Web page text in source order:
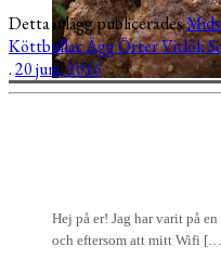
Hej på er! Jag har varit på
och eftersom att mitt Wifi
Detta inlägg publicerades
KöttbullarÄggÖrterVitlök
.20 juni, 2016